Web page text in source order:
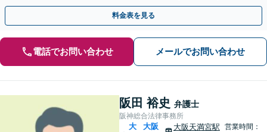
続」を形にします。
料金表を見る
電話でお問い合わせ メールでお問い合わせ
阪田 裕史 弁護士
阪神総合法律事務所
大
大阪
大阪天満宮駅
営業時間：